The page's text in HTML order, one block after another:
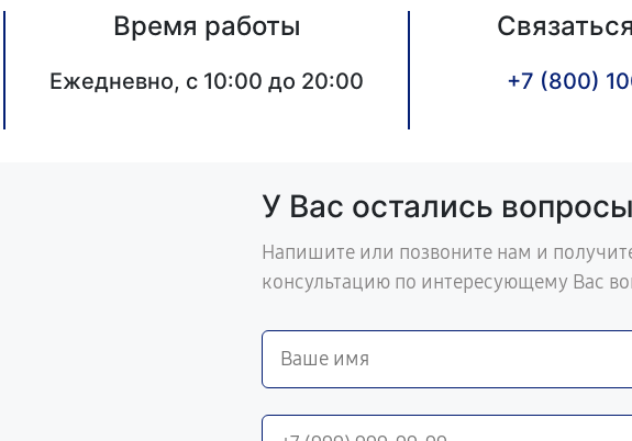
Время работы
Ежедневно, с 10:00 до 20:00 +7 (800)
У Вас остались
Напишите или позвоните нам и
консультацию по интересующему Вас